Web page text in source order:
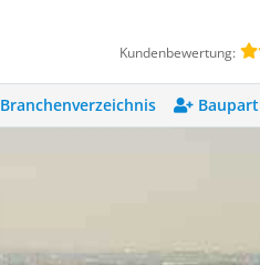
Kundenbewertung:
Branchenverzeichnis